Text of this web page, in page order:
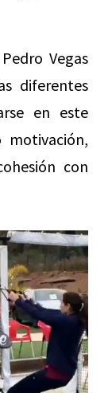
Vegas
diferentes
en este
con